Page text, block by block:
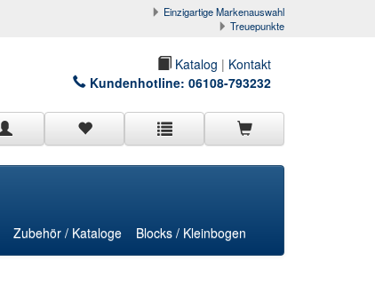
Einzigartige Markenauswahl
Treuepunkte
Katalog | Kontakt
Kundenhotline: 06108-793232
Zubehör / Kataloge Blocks / Kleinbogen